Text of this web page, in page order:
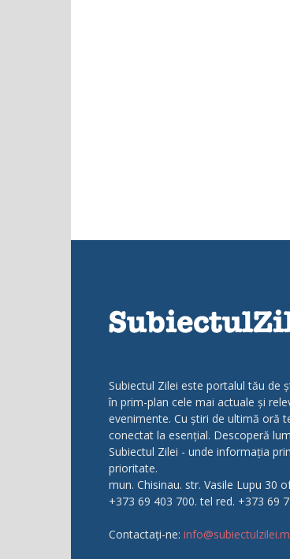
Subiectul Zilei este portalul tău de
în prim-plan cele mai actuale și
evenimente. Cu știri de ultimă oră
conectat la esențial. Descoperă
Subiectul Zilei - unde informația
prioritate.
mun. Chisinau. str. Vasile Lupu 30
+373 69 403 700. tel red. +373 69
Contactați-ne: